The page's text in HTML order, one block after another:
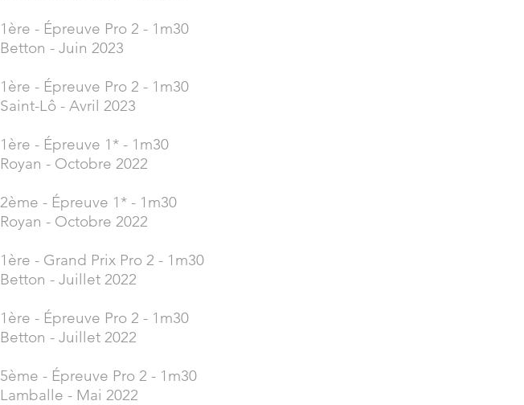
1ère - Épreuve Pro 2 - 1m30
Betton - Juin 2023
1ère - Épreuve Pro 2 - 1m30
Saint-Lô - Avril 2023
1ère - Épreuve 1* - 1m30
Royan - Octobre 2022
2ème - Épreuve 1* - 1m30
Royan - Octobre 2022
1ère - Grand Prix Pro 2 - 1m30
Betton - Juillet 2022
1ère - Épreuve Pro 2 - 1m30
Betton - Juillet 2022
5ème - Épreuve Pro 2 - 1m30
Lamballe - Mai 2022